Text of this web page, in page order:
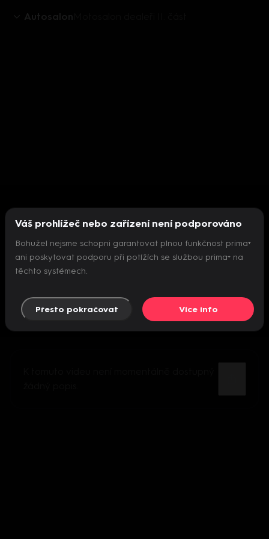
Autosalon
Nepodařilo se inicializovat přehrávač
Váš prohlížeč nebo zařízení není podporováno
Bohužel nejsme schopni garantovat plnou funkčnost prima+
ani poskytovat podporu při potížích se službou prima+ na
těchto systémech.
Přesto pokračovat Více info